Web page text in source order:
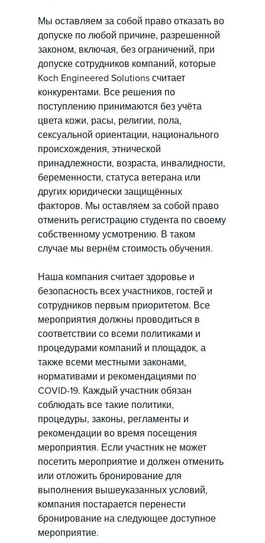
Мы оставляем за собой право отказать во
допуске по любой причине, разрешенной
законом, включая, без ограничений, при
допуске сотрудников компаний, которые
Koch Engineered Solutions считает
конкурентами. Все решения по
поступлению принимаются без учёта
цвета кожи, расы, религии, пола,
сексуальной ориентации, национального
происхождения, этнической
принадлежности, возраста, инвалидности,
беременности, статуса ветерана или
других юридически защищённых
факторов. Мы оставляем за собой право
отменить регистрацию студента по своему
собственному усмотрению. В таком
случае мы вернём стоимость обучения.
Наша компания считает здоровье и
безопасность всех участников, гостей и
сотрудников первым приоритетом. Все
мероприятия должны проводиться в
соответствии со всеми политиками и
процедурами компаний и площадок, а
также всеми местными законами,
нормативами и рекомендациями по
COVID-19. Каждый участник обязан
соблюдать все такие политики,
процедуры, законы, регламенты и
рекомендации во время посещения
мероприятия. Если участник не может
посетить мероприятие и должен отменить
или отложить бронирование для
выполнения вышеуказанных условий,
компания постарается перенести
бронирование на следующее доступное
мероприятие.